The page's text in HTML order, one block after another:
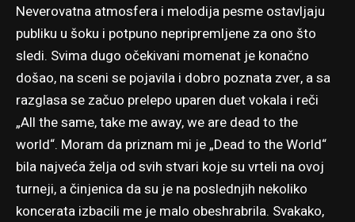
Neverovatna atmosfera i melodija pesme ostavljaju
publiku u šoku i potpuno nepripremljene za ono što
sledi. Svima dugo očekivani momenat je konačno
došao, na sceni se pojavila i dobro poznata zver, a sa
razglasa se začuo prelepo uparen duet vokala i reči
„All the same, take me away, we are dead to the
world“. Moram da priznam mi je „Dead to the World“
bila najveća želja od svih stvari koje su vrteli na ovoj
turneji, a činjenica da su je na poslednjih nekoliko
koncerata izbacili me je malo obeshrabrila. Svakako,